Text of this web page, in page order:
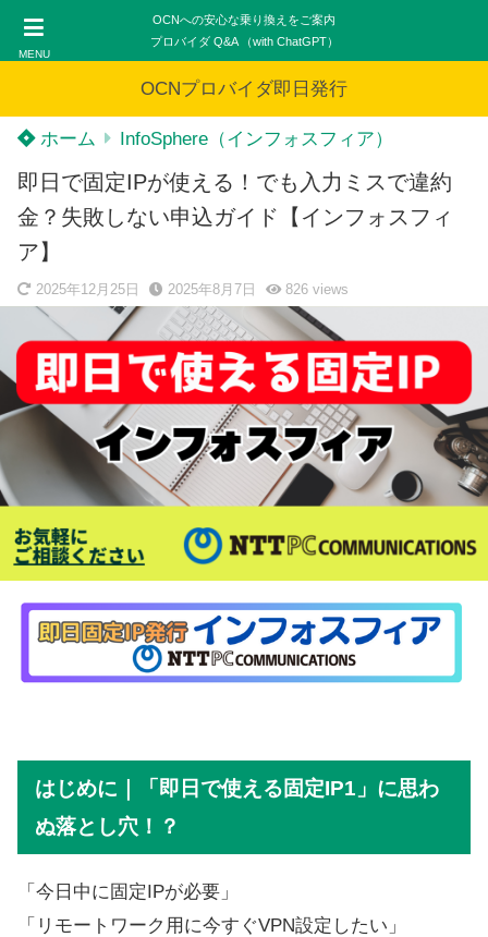
MENU
OCNへの安心な乗り換えをご案内
プロバイダ Q&A （with ChatGPT）
OCNプロバイダ即日発行
ホーム InfoSphere（インフォスフィア）
即日で固定IPが使える！でも入力ミスで違約
金？失敗しない申込ガイド【インフォスフィ
ア】
2025年12月25日 2025年8月7日 826views
はじめに｜「即日で使える固定IP1」に思わ
ぬ落とし穴！？
「今日中に固定IPが必要」
「リモートワーク用に今すぐVPN設定したい」